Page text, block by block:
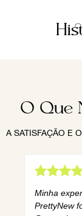
O Que
A SATISFAÇÃO E
Minha
PrettyNew